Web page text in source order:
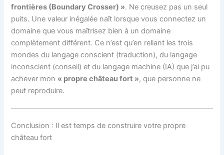
frontières (Boundary Crosser) ». Ne creusez pas un seul
puits. Une valeur inégalée naît lorsque vous connectez un
domaine que vous maîtrisez bien à un domaine
complètement différent. Ce n’est qu’en reliant les trois
mondes du langage conscient (traduction), du langage
inconscient (conseil) et du langage machine (IA) que j’ai pu
achever mon « propre château fort », que personne ne
peut reproduire.
Conclusion : Il est temps de construire votre propre
château fort